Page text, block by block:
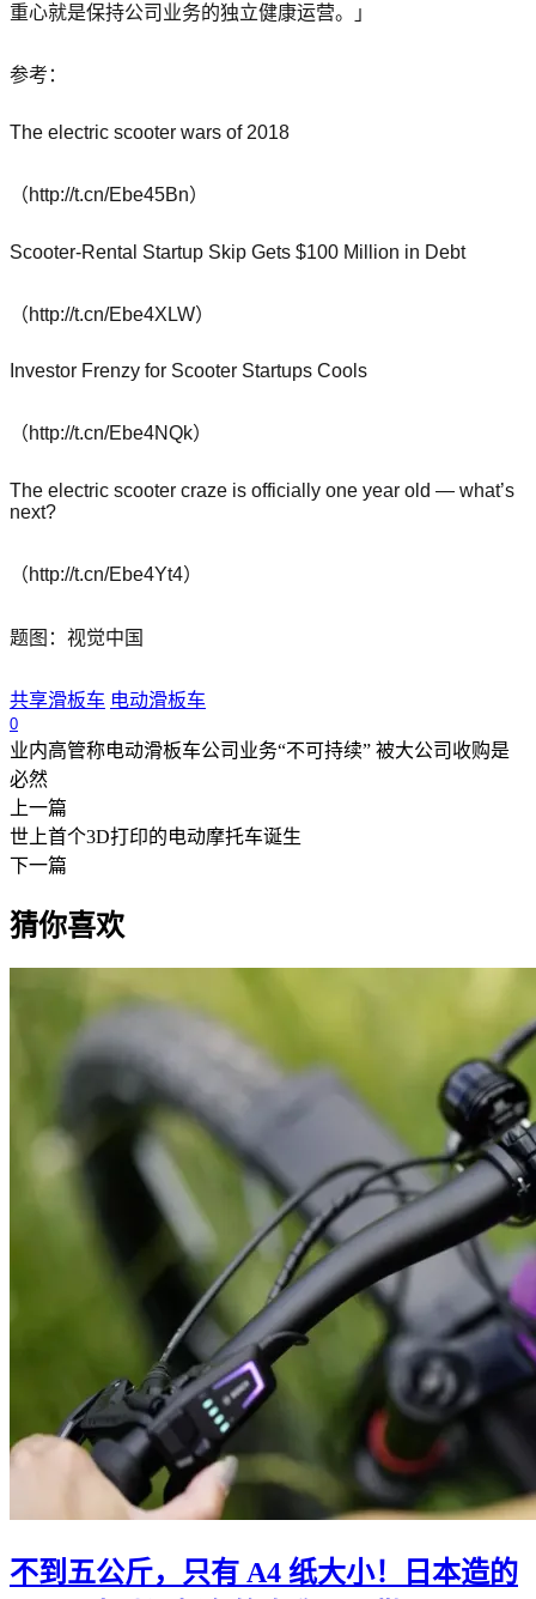
重心就是保持公司业务的独立健康运营。」
参考：
The electric scooter wars of 2018
（http://t.cn/Ebe45Bn）
Scooter-Rental Startup Skip Gets $100 Million in Debt
（http://t.cn/Ebe4XLW）
Investor Frenzy for Scooter Startups Cools
（http://t.cn/Ebe4NQk）
The electric scooter craze is officially one year old — what’s
next?
（http://t.cn/Ebe4Yt4）
题图：视觉中国
共享滑板车 电动滑板车
0
业内高管称电动滑板车公司业务“不可持续” 被大公司收购是
必然
上一篇
世上首个3D打印的电动摩托车诞生
下一篇
猜你喜欢
不到五公斤，只有 A4 纸大小！日本造的